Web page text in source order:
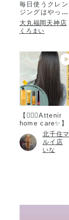
毎日使うクレン
ジングはやっぱ
りアテニア💎
大丸福岡天神店
くろまい
【💆🏻‍♀️Attenir
home care✨】
北千住マ
ルイ店
いな